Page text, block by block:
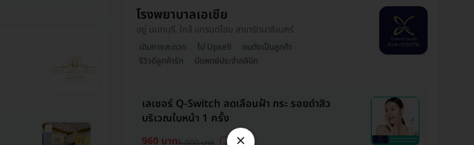
โรงพยาบาลเอเซีย
อยู่ นนทบุรี, ใกล้ แกรนด์โฮม สาขารัตนาธิเบศร์
เดินทางสะดวก ไม่ Upsell
คนดังเป็นลูกค้า
รีวิวดีลูกค้ารัก
มีแพทย์ประจำคลินิก
เลเซอร์ Q-Switch ลดเลือนฝ้า​ กระ​ รอยดำสิว
บริเวณใบหน้า 1 ครั้ง
960 บาท